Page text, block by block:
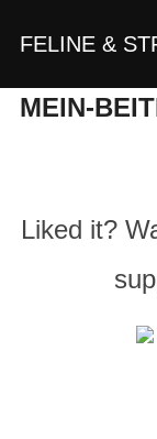
InhaltFELINE &
MEIN-
Liked it?